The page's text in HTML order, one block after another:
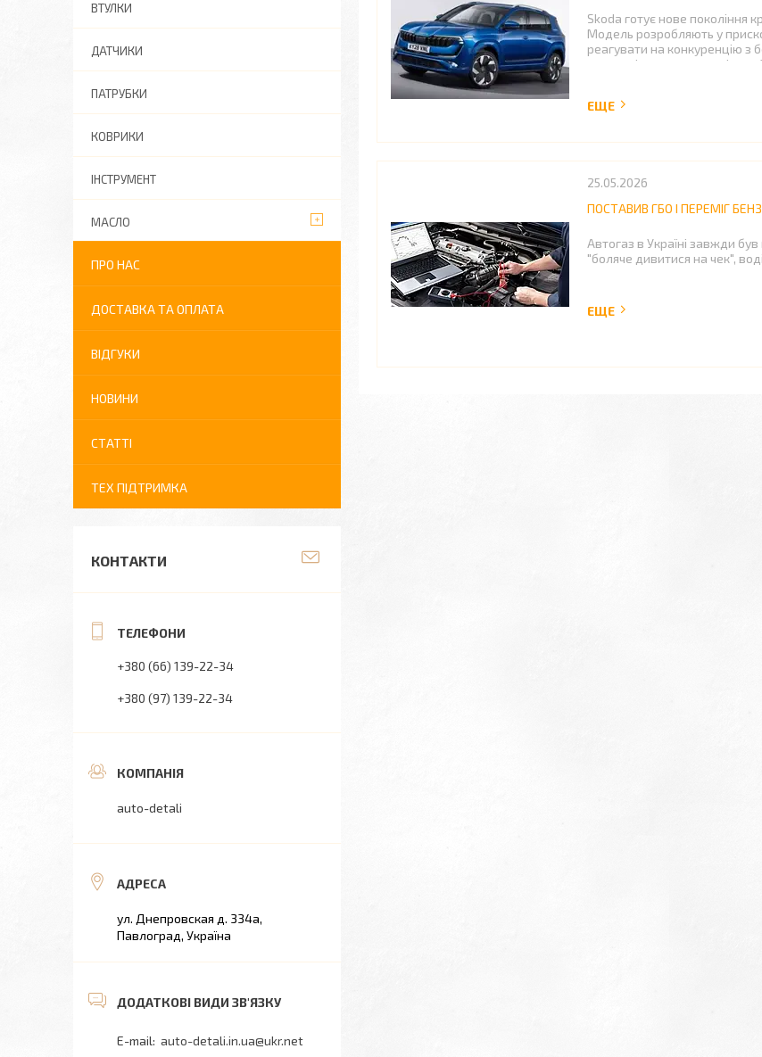
Skoda готує нове покоління
Модель розробляють у
реагувати на конкуренцію з
сегменті середньорозмірних
25.05.2026
ПОСТАВИВ ГБО І ПЕРЕМІГ
Автогаз в Україні завжди
"боляче дивитися на чек",
ВТУЛКИ
ДАТЧИКИ
ПАТРУБКИ
КОВРИКИ
ІНСТРУМЕНТ
МАСЛО
ПРО НАС
ДОСТАВКА ТА ОПЛАТА
ВІДГУКИ
НОВИНИ
СТАТТІ
ТЕХ ПІДТРИМКА
КОНТАКТИ
+380 (66) 139-22-34
+380 (97) 139-22-34
auto-detali
ул. Днепровская д. 334а,
Павлоград, Україна
auto-detali.in.ua@ukr.net